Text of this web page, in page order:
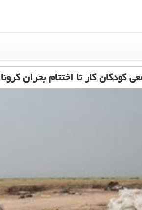
كودكان كار تا اختتام بحران كرونا